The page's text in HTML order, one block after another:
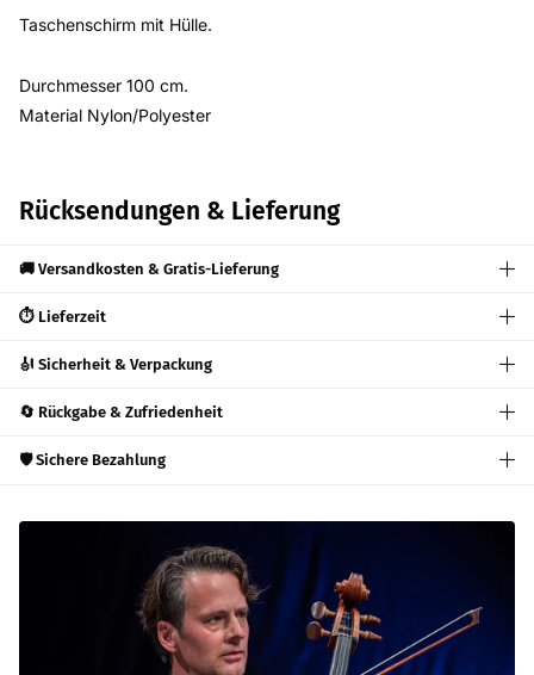
Taschenschirm mit Hülle.
Durchmesser 100 cm.
Material Nylon/Polyester
Rücksendungen & Lieferung
🚚 Versandkosten & Gratis-Lieferung
⏱️ Lieferzeit
🎻 Sicherheit & Verpackung
🔄 Rückgabe & Zufriedenheit
🛡️ Sichere Bezahlung